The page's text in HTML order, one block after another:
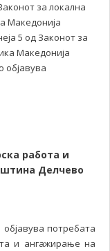
за локална
Македонија
5 од Законот за
Македонија
објавува
работа и
Делчево
потребата
и ангажирање на